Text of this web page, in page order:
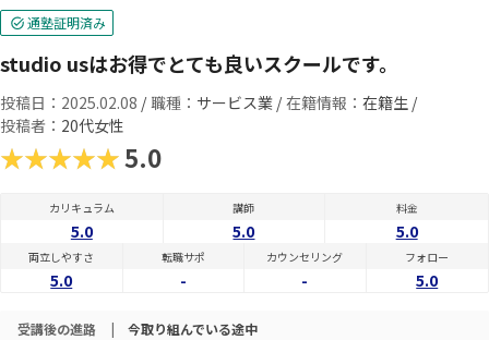
通塾証明済み
studio usはお得でとても良いスクールです。
投稿日：2025.02.08 / 職種： サービス業 / 在籍情報： 在籍生 /
投稿者： 20代女性
★★★★★5.0
カリキュラム
5.0
講師
5.0
料金
5.0
両立しやすさ
5.0
転職サポ
-
カウンセリング
-
フォロー
5.0
受講後の進路 | 今取り組んでいる途中